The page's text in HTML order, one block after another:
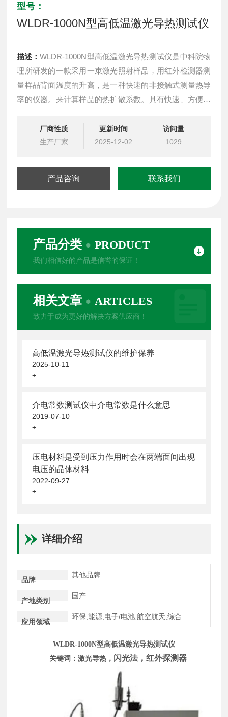
型号：
WLDR-1000N型高低温激光导热测试仪
描述：WLDR-1000N型高低温激光导热测试仪是中科院物
理所研发的一款采用一束激光照射样品，用红外检测器测
量样品背面温度的升高，是一种快速的非接触式测量热导
率的仪器。来计算样品的热扩散系数。具有快速、方便的
样品的比热，进一步计算导热系数。激光导热仪适用于绝
大多数材料导热性能的测试，绝热材料除外。激光导热仪
厂商性质
生产厂家
更新时间
2025-12-02
访问量
1029
产品咨询 联系我们
产品分类 PRODUCT
我们相信好的产品是信誉的保证！
相关文章 ARTICLES
致力于成为更好的解决方案供应商！
高低温激光导热测试仪的维护保养
2025-10-11
+
介电常数测试仪中介电常数是什么意思
2019-07-10
+
压电材料是受到压力作用时会在两端面间出现
电压的晶体材料
2022-09-27
+
详细介绍
品牌
其他品牌
产地类别
国产
应用领域
环保,能源,电子/电池,航空航天,综合
WLDR-1000N型高低温激光导热测试仪
关键词：激光导热， 闪光法，红外探测器